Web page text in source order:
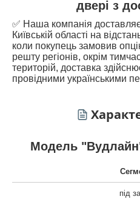
двері з
✅ Наша компанія
Київській області на
коли покупець замовив
решту регіонів, окрім
територій, доставка
провідними українськими
Модель
під